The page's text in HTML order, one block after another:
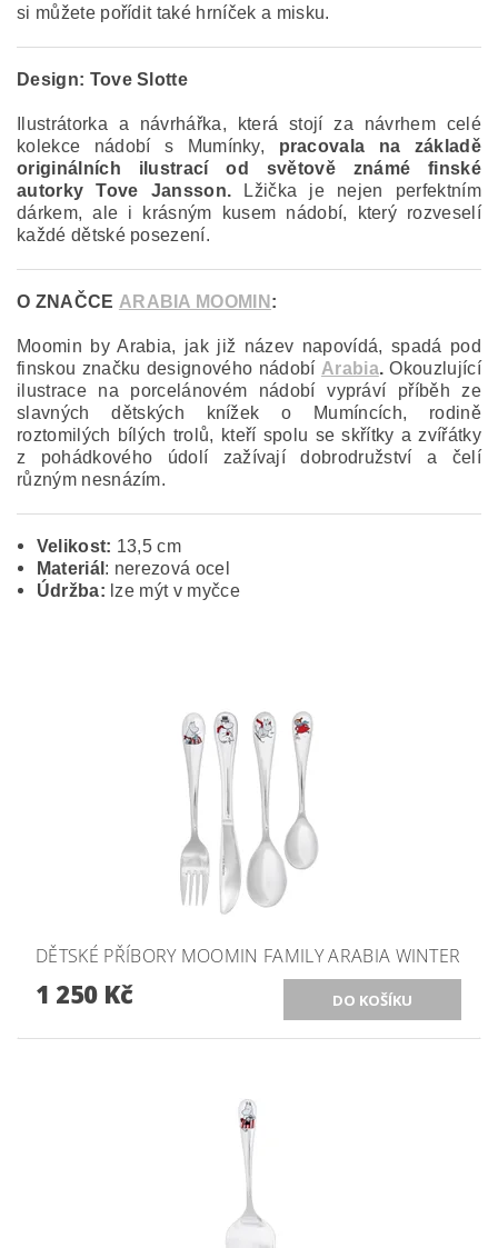
si můžete pořídit také hrníček a misku.
Design: Tove Slotte
Ilustrátorka a návrhářka, která stojí za návrhem celé
kolekce nádobí s Mumínky, pracovala na základě
originálních ilustrací od světově známé finské
autorky Tove Jansson. Lžička je nejen perfektním
dárkem, ale i krásným kusem nádobí, který rozveselí
každé dětské posezení.
O ZNAČCE ARABIA MOOMIN :
Moomin by Arabia, jak již název napovídá, spadá pod
finskou značku designového nádobí Arabia.Okouzlující
ilustrace na porcelánovém nádobí vypráví příběh ze
slavných dětských knížek o Mumíncích, rodině
roztomilých bílých trolů, kteří spolu se skřítky a zvířátky
z pohádkového údolí zažívají dobrodružství a čelí
různým nesnázím.
Velikost: 13,5 cm
Materiál : nerezová ocel
Údržba: lze mýt v myčce
DĚTSKÉ PŘÍBORY MOOMIN FAMILY ARABIA WINTER
1 250 Kč